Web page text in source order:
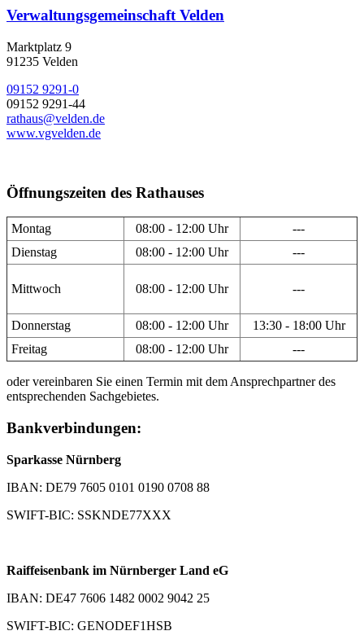
Verwaltungsgemeinschaft Velden
Marktplatz 9
91235 Velden
09152 9291-0
09152 9291-44
rathaus@velden.de
www.vgvelden.de
Öffnungszeiten des Rathauses
Montag 08:00 - 12:00 Uhr
---
Dienstag
08:00 - 12:00 Uhr ---
Mittwoch 08:00 - 12:00 Uhr ---
Donnerstag 08:00 - 12:00 Uhr
13:30 - 18:00 Uhr
Freitag
08:00 - 12:00 Uhr ---
oder vereinbaren Sie einen Termin mit dem Ansprechpartner des
entsprechenden Sachgebietes.
Bankverbindungen:
Sparkasse Nürnberg
IBAN: DE79 7605 0101 0190 0708 88
SWIFT-BIC: SSKNDE77XXX
Raiffeisenbank im Nürnberger Land eG
IBAN: DE47 7606 1482 0002 9042 25
SWIFT-BIC: GENODEF1HSB